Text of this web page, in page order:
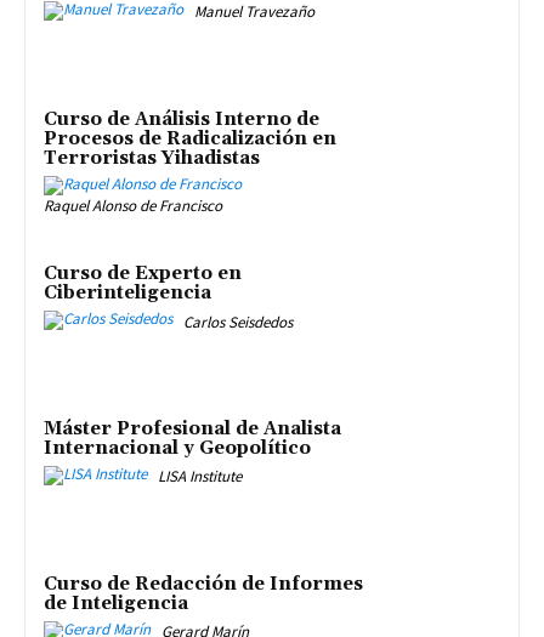
Manuel Travezaño
Curso de Análisis Interno de
Procesos de Radicalización en
Terroristas Yihadistas
Raquel Alonso de Francisco
Curso de Experto en
Ciberinteligencia
Carlos Seisdedos
Máster Profesional de Analista
Internacional y Geopolítico
LISA Institute
Curso de Redacción de Informes
de Inteligencia
Gerard Marín